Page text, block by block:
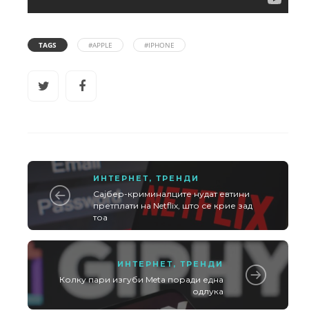
TAGS #APPLE #IPHONE
ИНТЕРНЕТ, ТРЕНДИ
Сајбер-криминалците нудат евтини
претплати на Netflix, што се крие зад
тоа
ИНТЕРНЕТ, ТРЕНДИ
Колку пари изгуби Meta поради една
одлука